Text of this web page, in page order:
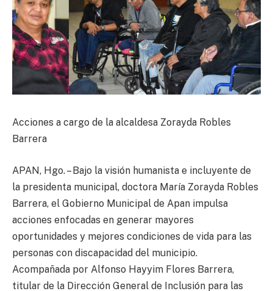
Acciones a cargo de la alcaldesa Zorayda Robles
Barrera
APAN, Hgo. – Bajo la visión humanista e incluyente de
la presidenta municipal, doctora María Zorayda Robles
Barrera, el Gobierno Municipal de Apan impulsa
acciones enfocadas en generar mayores
oportunidades y mejores condiciones de vida para las
personas con discapacidad del municipio.
Acompañada por Alfonso Hayyim Flores Barrera,
titular de la Dirección General de Inclusión para las